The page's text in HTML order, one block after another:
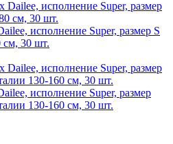
исполнение Super, размер S
см, 30 шт.
исполнение Super, размер
130-160 см, 30 шт.